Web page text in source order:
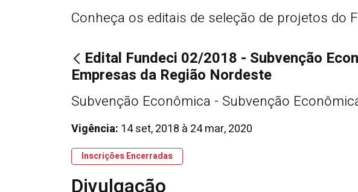
Conheça os editais de seleção de projetos do
Edital Fundeci 02/2018 - Subvenção
Empresas da Região Nordeste
Subvenção Econômica - Subvenção
Vigência: 14 set, 2018 à 24 mar, 2020
Inscrições Encerradas